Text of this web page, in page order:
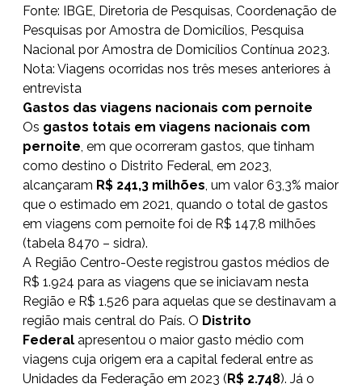
Fonte: IBGE, Diretoria de Pesquisas, Coordenação de
Pesquisas por Amostra de Domicílios, Pesquisa
Nacional por Amostra de Domicílios Contínua 2023.
Nota: Viagens ocorridas nos três meses anteriores à
entrevista
Gastos das viagens nacionais com pernoite
Os gastos totais em viagens nacionais com
pernoite, em que ocorreram gastos, que tinham
como destino o Distrito Federal, em 2023,
alcançaram R$ 241,3 milhões, um valor 63,3% maior
que o estimado em 2021, quando o total de gastos
em viagens com pernoite foi de R$ 147,8 milhões
(tabela 8470 – sidra).
A Região Centro-Oeste registrou gastos médios de
R$ 1.924 para as viagens que se iniciavam nesta
Região e R$ 1.526 para aquelas que se destinavam a
região mais central do País. O Distrito
Federal apresentou o maior gasto médio com
viagens cuja origem era a capital federal entre as
Unidades da Federação em 2023 (R$ 2.748). Já o